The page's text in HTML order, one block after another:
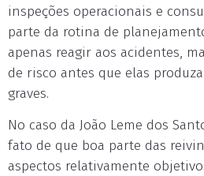
inspeções operacionais e
parte da rotina de
apenas reagir aos acidentes,
de risco antes que elas
graves.
No caso da João Leme dos
fato de que boa parte das
aspectos relativamente